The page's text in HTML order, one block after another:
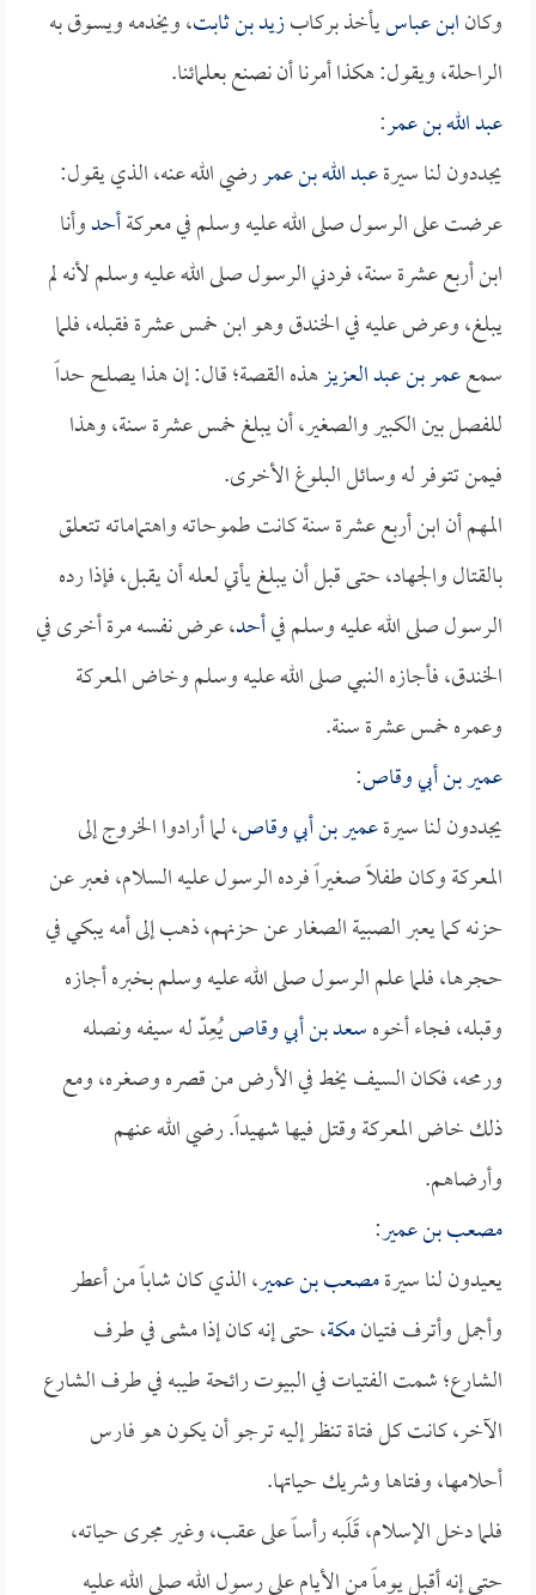
وكانابن عباسيأخذ بركابزيد بن ثابت، ويخدمه ويسوق به
الراحلة، ويقول: هكذا أمرنا أن نصنع بعلمائنا.
عبد الله بن عمر:
يجددون لنا سيرةعبد الله بن عمررضي الله عنه، الذي يقول:
عرضت على الرسول صلى الله عليه وسلم في معركةأحدوأنا
ابن أربع عشرة سنة، فردني الرسول صلى الله عليه وسلم لأنه لم
يبلغ، وعرض عليه في الخندق وهو ابن خمس عشرة فقبله، فلما
سمععمر بن عبد العزيزهذه القصة؛ قال: إن هذا يصلح حداً
للفصل بين الكبير والصغير، أن يبلغ خمس عشرة سنة، وهذا
فيمن تتوفر له وسائل البلوغ الأخرى.
المهم أن ابن أربع عشرة سنة كانت طموحاته واهتماماته تتعلق
بالقتال والجهاد، حتى قبل أن يبلغ يأتي لعله أن يقبل، فإذا رده
الرسول صلى الله عليه وسلم فيأحد، عرض نفسه مرة أخرى في
الخندق، فأجازه النبي صلى الله عليه وسلم وخاض المعركة
وعمره خمس عشرة سنة.
عمير بن أبي وقاص:
يجددون لنا سيرةعمير بن أبي وقاص، لما أرادوا الخروج إلى
المعركة وكان طفلاً صغيراً فرده الرسول عليه السلام، فعبر عن
حزنه كما يعبر الصبية الصغار عن حزنهم، ذهب إلى أمه يبكي في
حجرها، فلما علم الرسول صلى الله عليه وسلم بخبره أجازه
وقبله، فجاء أخوهسعد بن أبي وقاصيُعِدّ له سيفه ونصله
ورمحه، فكان السيف يخط في الأرض من قصره وصغره، ومع
ذلك خاض المعركة وقتل فيها شهيداً. رضي الله عنهم
وأرضاهم.
مصعب بن عمير:
يعيدون لنا سيرةمصعب بن عمير، الذي كان شاباً من أعطر
وأجمل وأترف فتيانمكة، حتى إنه كان إذا مشى في طرف
الشارع؛ شمت الفتيات في البيوت رائحة طيبه في طرف الشارع
الآخر، كانت كل فتاة تنظر إليه ترجو أن يكون هو فارس
أحلامها، وفتاها وشريك حياتها.
فلما دخل الإسلام، قَلَبه رأساً على عقب، وغير مجرى حياته،
حتى إنه أقبل يوماً من الأيام على رسول الله صلى الله عليه